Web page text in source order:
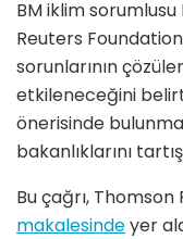
BM iklim
Reuters
sorunlarının
etkileneceğini
önerisinde
bakanlıklarını
Bu çağrı, Thomson
makalesindeyer